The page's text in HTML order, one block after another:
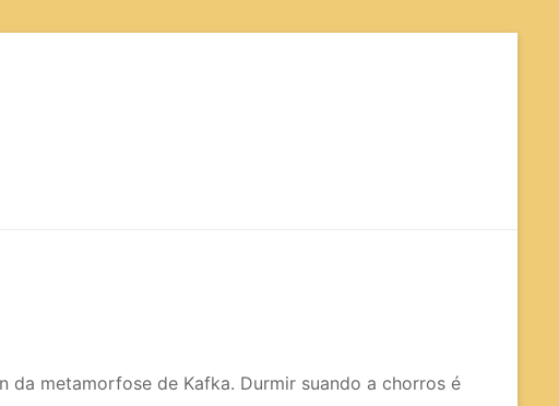
da metamorfose de Kafka. Durmir suando a chorros é